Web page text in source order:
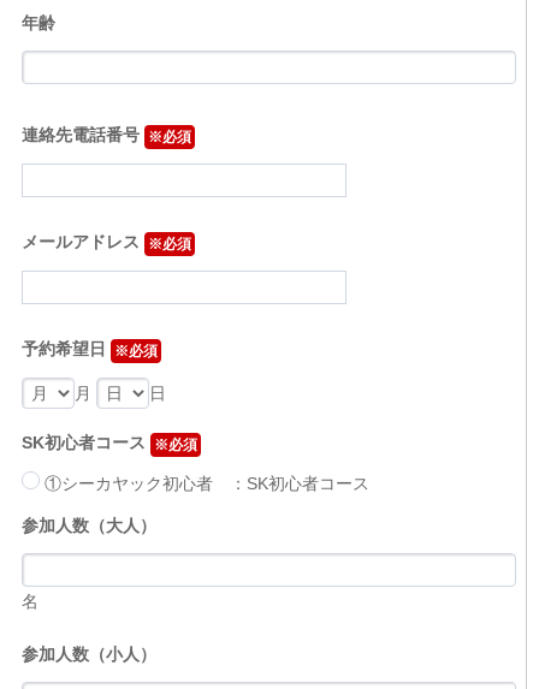
年齢
連絡先電話番号 ※必須
メールアドレス ※必須
予約希望日 ※必須
月 日
SK初心者コース ※必須
①シーカヤック初心者 ：SK初心者コース
参加人数（大人）
名
参加人数（小人）